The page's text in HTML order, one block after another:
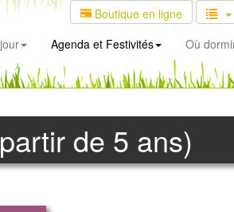
Boutique en ligne
Agenda et Festivités Où
de 5 ans)